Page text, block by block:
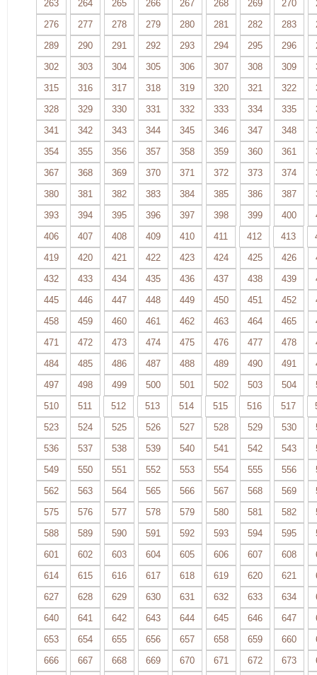
263 264 265 266 267 268 269 270
276
277 278 279 280 281 282 283
289
290 291 292 293 294 295 296
302
303 304 305 306 307 308 309
315
316 317 318 319 320 321 322
328
329 330 331 332 333 334 335
341
342 343 344 345 346 347 348
354
355 356 357 358 359 360 361
367
368 369 370 371 372 373 374
380
381 382 383 384 385 386 387
393
394 395 396 397 398 399 400
406
407 408 409 410 411 412 413
419
420 421 422 423 424 425 426
432
433 434 435 436 437 438 439
445
446 447 448 449 450 451 452
458
459 460 461 462 463 464 465
471
472 473 474 475 476 477 478
484
485 486 487 488 489 490 491
497
498 499 500 501 502 503 504
510
511 512 513 514 515 516 517
523
524 525 526 527 528 529 530
536
537 538 539 540 541 542 543
549
550 551 552 553 554 555 556
562
563 564 565 566 567 568 569
575
576 577 578 579 580 581 582
588
589 590 591 592 593 594 595
601
602 603 604 605 606 607 608
614
615 616 617 618 619 620 621
627
628 629 630 631 632 633 634
640
641 642 643 644 645 646 647
653
654 655 656 657 658 659 660
666
667 668 669 670 671 672 673